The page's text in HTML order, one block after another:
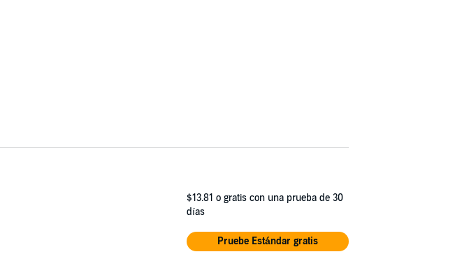
$13.81 o gratis con una prueba de 30
días
Pruebe Estándar gratis